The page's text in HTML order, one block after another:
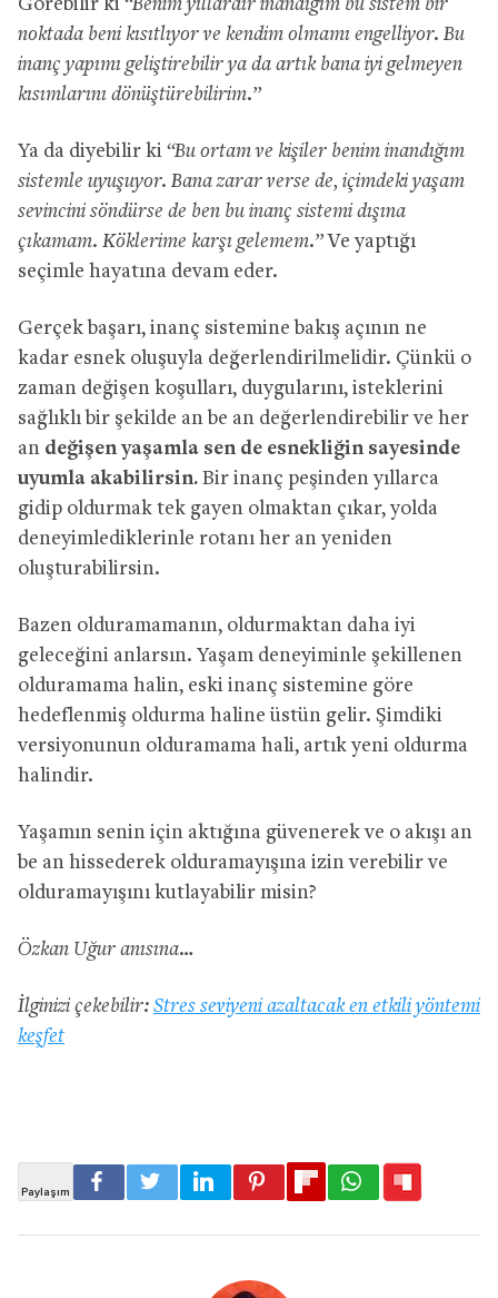
Görebilir ki “Benim yıllardır inandığım bu sistem bir
noktada beni kısıtlıyor ve kendim olmamı engelliyor. Bu
inanç yapımı geliştirebilir ya da artık bana iyi gelmeyen
kısımlarını dönüştürebilirim.”
Ya da diyebilir ki “Bu ortam ve kişiler benim inandığım
sistemle uyuşuyor. Bana zarar verse de, içimdeki yaşam
sevincini söndürse de ben bu inanç sistemi dışına
çıkamam. Köklerime karşı gelemem.”Ve yaptığı
seçimle hayatına devam eder.
Gerçek başarı, inanç sistemine bakış açının ne
kadar esnek oluşuyla değerlendirilmelidir. Çünkü o
zaman değişen koşulları, duygularını, isteklerini
sağlıklı bir şekilde an be an değerlendirebilir ve her
an değişen yaşamla sen de esnekliğin sayesinde
uyumla akabilirsin. Bir inanç peşinden yıllarca
gidip oldurmak tek gayen olmaktan çıkar, yolda
deneyimlediklerinle rotanı her an yeniden
oluşturabilirsin.
Bazen olduramamanın, oldurmaktan daha iyi
geleceğini anlarsın. Yaşam deneyiminle şekillenen
olduramama halin, eski inanç sistemine göre
hedeflenmiş oldurma haline üstün gelir. Şimdiki
versiyonunun olduramama hali, artık yeni oldurma
halindir.
Yaşamın senin için aktığına güvenerek ve o akışı an
be an hissederek olduramayışına izin verebilir ve
olduramayışını kutlayabilir misin?
Özkan Uğur anısına…
İlginizi çekebilir: Stres seviyeni azaltacak en etkili yöntemi
keşfet